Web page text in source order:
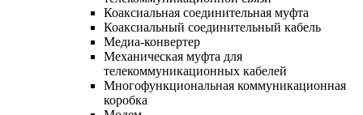
Коаксиальная соединительная муфта
Коаксиальный соединительный кабель
Медиа-конвертер
Механическая муфта для
телекоммуникационных кабелей
Многофункциональная коммуникационная
коробка